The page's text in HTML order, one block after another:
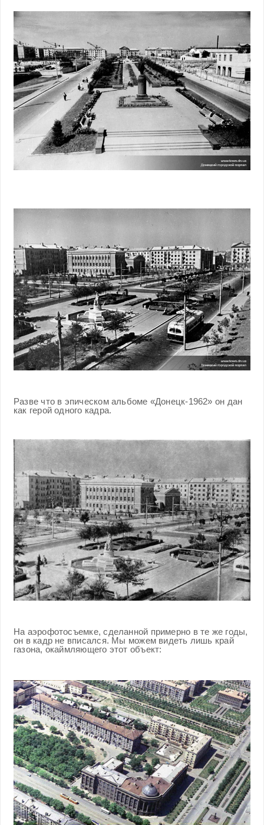
Разве что в эпическом альбоме «Донецк-1962» он дан
как герой одного кадра.
На аэрофотосъемке, сделанной примерно в те же годы,
он в кадр не вписался. Мы можем видеть лишь край
газона, окаймляющего этот объект: